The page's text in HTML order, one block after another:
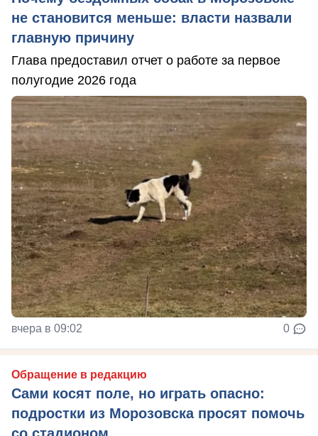
не становится меньше: власти назвали
главную причину
Глава предоставил отчет о работе за первое
полугодие 2026 года
вчера в 09:02 0
Обращение в редакцию
Сами косят поле, но играть опасно:
подростки из Морозовска просят помочь